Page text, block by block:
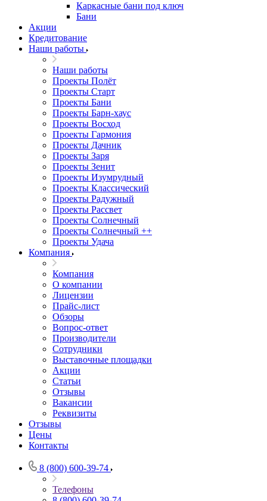
Каркасные бани под ключ
Бани
Акции
Кредитование
Наши работы
Наши работы
Проекты Полёт
Проекты Старт
Проекты Бани
Проекты Барн-хаус
Проекты Восход
Проекты Гармония
Проекты Дачник
Проекты Заря
Проекты Зенит
Проекты Изумрудный
Проекты Классический
Проекты Радужный
Проекты Рассвет
Проекты Солнечный
Проекты Солнечный ++
Проекты Удача
Компания
Компания
О компании
Лицензии
Прайс-лист
Обзоры
Вопрос-ответ
Производители
Сотрудники
Выставочные площадки
Акции
Статьи
Отзывы
Вакансии
Реквизиты
Отзывы
Цены
Контакты
8 (800) 600-39-74
Телефоны